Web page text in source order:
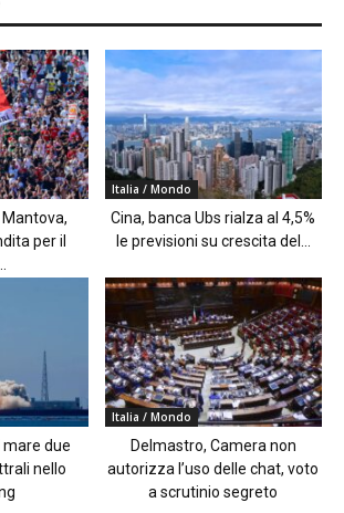
per il
Italia / Mondo
Cina, banca Ubs rialza al 4,5%
le previsioni su crescita del...
mare due
nello
Italia / Mondo
Delmastro, Camera non
autorizza l’uso delle chat, voto
a scrutinio segreto